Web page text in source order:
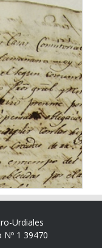
Urdiales
1 39470